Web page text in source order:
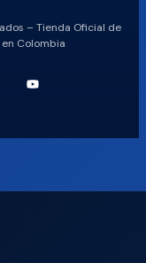
– Tienda Oficial de
Colombia